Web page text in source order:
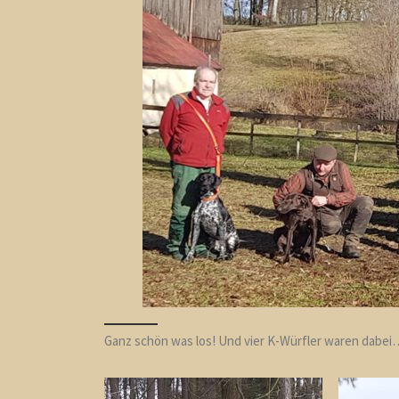
Ganz schön was los! Und vier K-Würfler waren